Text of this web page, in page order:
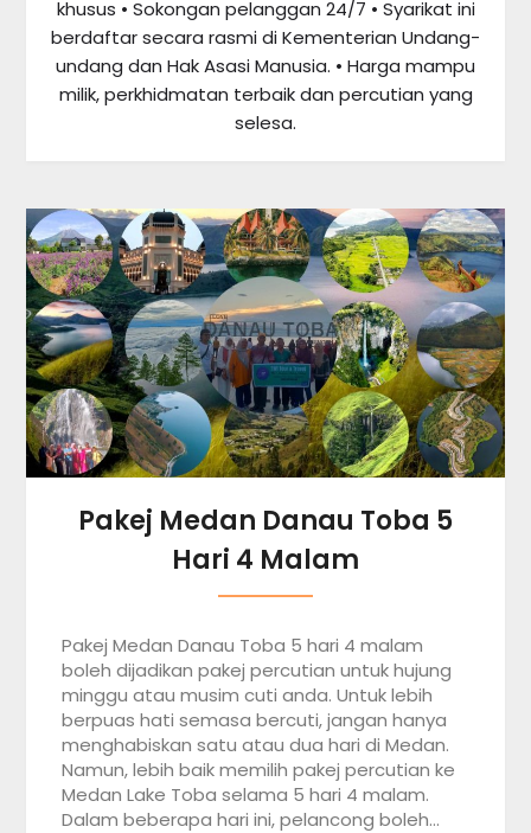
khusus • Sokongan pelanggan 24/7 • Syarikat ini
berdaftar secara rasmi di Kementerian Undang-
undang dan Hak Asasi Manusia. • Harga mampu
milik, perkhidmatan terbaik dan percutian yang
selesa.
Pakej Medan Danau Toba 5
Hari 4 Malam
Pakej Medan Danau Toba 5 hari 4 malam
boleh dijadikan pakej percutian untuk hujung
minggu atau musim cuti anda. Untuk lebih
berpuas hati semasa bercuti, jangan hanya
menghabiskan satu atau dua hari di Medan.
Namun, lebih baik memilih pakej percutian ke
Medan Lake Toba selama 5 hari 4 malam.
Dalam beberapa hari ini, pelancong boleh…